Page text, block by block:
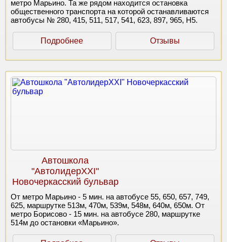
метро Марьино. Та же рядом находится остановка
общественного транспорта на которой останавливаются
автобусы № 280, 415, 511, 517, 541, 623, 897, 965, Н5.
Подробнее Отзывы
Автошкола
"АвтолидерХХI"
Новочеркасский бульвар
От метро Марьино - 5 мин. на автобусе 55, 650, 657, 749,
625, маршрутке 513м, 470м, 539м, 548м, 640м, 650м. От
метро Борисово - 15 мин. на автобусе 280, маршрутке
514м до остановки «Марьино».